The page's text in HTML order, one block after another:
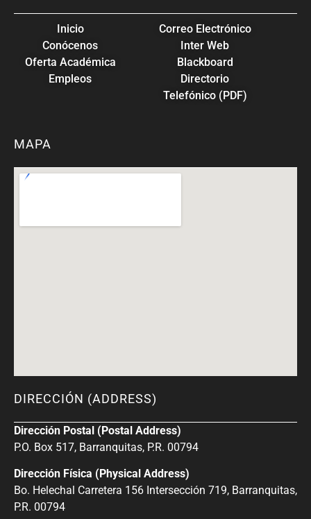
Inicio
Conócenos
Oferta Académica
Empleos
Correo Electrónico
Inter Web
Blackboard
Directorio
Telefónico (PDF)
MAPA
DIRECCIÓN (ADDRESS)
Dirección Postal (Postal Address)
P.O. Box 517, Barranquitas, P.R. 00794
Dirección Física (Physical Address)
Bo. Helechal Carretera 156 Intersección 719, Barranquitas,
P.R. 00794